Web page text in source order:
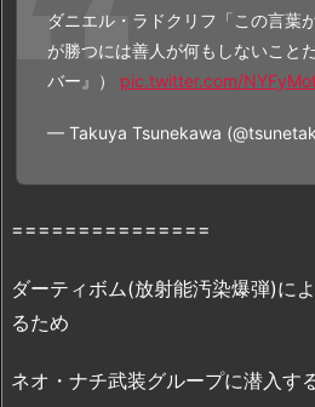
信
状
況
映
ダ
バ
ダニエル・ラドクリフ「この言葉
が勝つには善人が何もしないこと
バー』） pic.twitter.com/
— Takuya Tsunekawa
===============
ダーティボム(放射能汚染爆弾)に
るため
ネオ・ナチ武装グループに潜入す